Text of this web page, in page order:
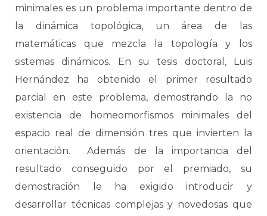
minimales es un problema importante dentro de
la dinámica topológica, un área de las
matemáticas que mezcla la topología y los
sistemas dinámicos. En su tesis doctoral, Luis
Hernández ha obtenido el primer resultado
parcial en este problema, demostrando la no
existencia de homeomorfismos minimales del
espacio real de dimensión tres que invierten la
orientación. Además de la importancia del
resultado conseguido por el premiado, su
demostración le ha exigido introducir y
desarrollar técnicas complejas y novedosas que